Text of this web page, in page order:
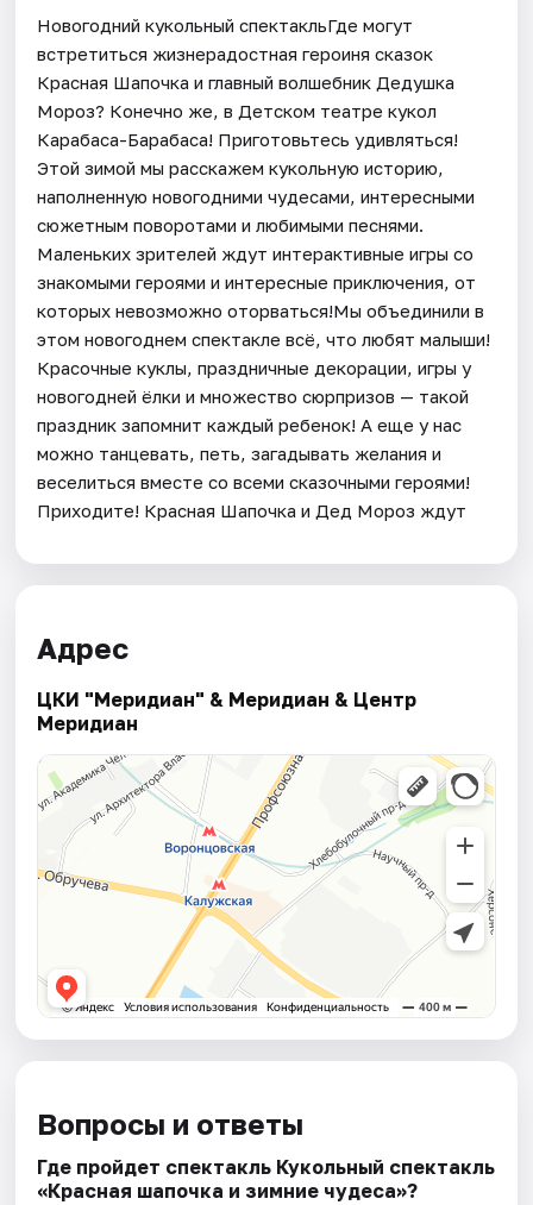
Новогодний кукольный спектакльГде могут
встретиться жизнерадостная героиня сказок
Красная Шапочка и главный волшебник Дедушка
Мороз? Конечно же, в Детском театре кукол
Карабаса-Барабаса! Приготовьтесь удивляться!
Этой зимой мы расскажем кукольную историю,
наполненную новогодними чудесами, интересными
сюжетным поворотами и любимыми песнями.
Маленьких зрителей ждут интерактивные игры со
знакомыми героями и интересные приключения, от
которых невозможно оторваться!Мы объединили в
этом новогоднем спектакле всё, что любят малыши!
Красочные куклы, праздничные декорации, игры у
новогодней ёлки и множество сюрпризов — такой
праздник запомнит каждый ребенок! А еще у нас
можно танцевать, петь, загадывать желания и
веселиться вместе со всеми сказочными героями!
Приходите! Красная Шапочка и Дед Мороз ждут
Адрес
ЦКИ "Меридиан" & Меридиан & Центр
Меридиан
Вопросы и ответы
Где пройдет спектакль Кукольный спектакль
«Красная шапочка и зимние чудеса»?